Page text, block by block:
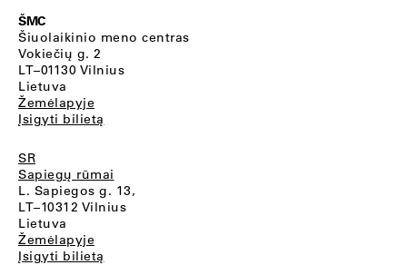
ŠMC
Šiuolaikinio meno centras
Vokiečių g. 2
LT–01130 Vilnius
Lietuva
Žemėlapyje
Įsigyti bilietą
SR
Sapiegų rūmai
L. Sapiegos g. 13,
LT–10312 Vilnius
Lietuva
Žemėlapyje
Įsigyti bilietą